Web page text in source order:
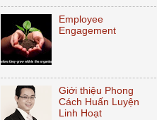
Employee
Engagement
Giới thiệu Phong
Cách Huấn Luyện
Linh Hoạt